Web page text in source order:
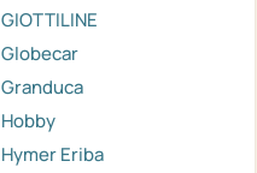
GIOTTILINE
Globecar
Granduca
Hobby
Hymer Eriba